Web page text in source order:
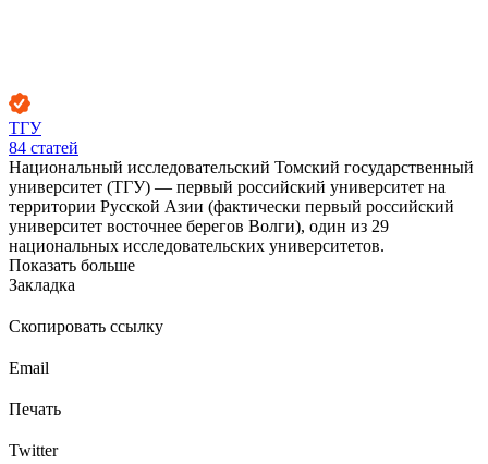
ТГУ
84 статей
Национальный исследовательский Томский государственный
университет (ТГУ) — первый российский университет на
территории Русской Азии (фактически первый российский
университет восточнее берегов Волги), один из 29
национальных исследовательских университетов.
Показать больше
Закладка
Скопировать ссылку
Email
Печать
Twitter